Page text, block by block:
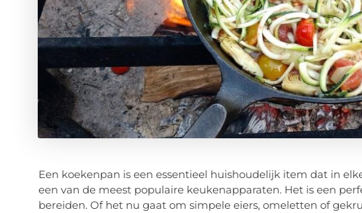
Een koekenpan is een essentieel huishoudelijk item dat in
een van de meest populaire keukenapparaten. Het is een
bereiden. Of het nu gaat om simpele eiers, omeletten of